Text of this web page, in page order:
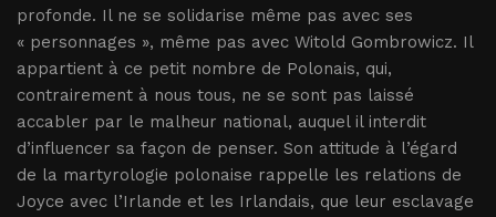
profonde. Il ne se solidarise même pas avec ses
« personnages », même pas avec Witold Gombrowicz. Il
appartient à ce petit nombre de Polonais, qui,
contrairement à nous tous, ne se sont pas laissé
accabler par le malheur national, auquel il interdit
d’influencer sa façon de penser. Son attitude à l’égard
de la martyrologie polonaise rappelle les relations de
Joyce avec l’Irlande et les Irlandais, que leur esclavage